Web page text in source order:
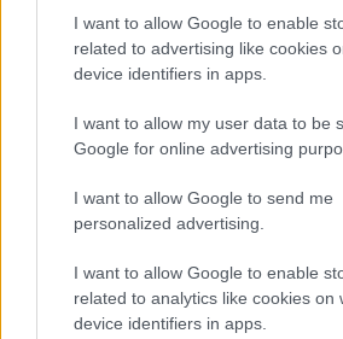
I want to allow Google to enable
related to advertising like cookies
device identifiers in apps.
I want to allow my user data to be
Google for online advertising
I want to allow Google to send me
personalized advertising.
I want to allow Google to enable
related to analytics like cookies on
device identifiers in apps.
Juliette Bernard · 7 Août 2026